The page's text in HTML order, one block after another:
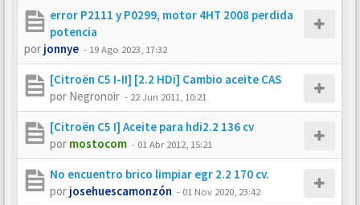
error P2111 y P0299, motor 4HT 2008 perdida
potencia
por jonnye - 19 Ago 2023, 17:32
[Citroën C5 I-II] [2.2 HDi] Cambio aceite CAS
por Negronoir - 22 Jun 2011, 10:21
[Citroën C5 I] Aceite para hdi2.2 136 cv
por mostocom - 01 Abr 2012, 15:21
No encuentro brico limpiar egr 2.2 170 cv.
por josehuescamonzón - 01 Nov 2020, 23:42